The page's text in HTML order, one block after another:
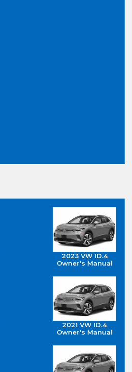
2023 VW ID.4
Owner's Manual
2021 VW ID.4
Owner's Manual